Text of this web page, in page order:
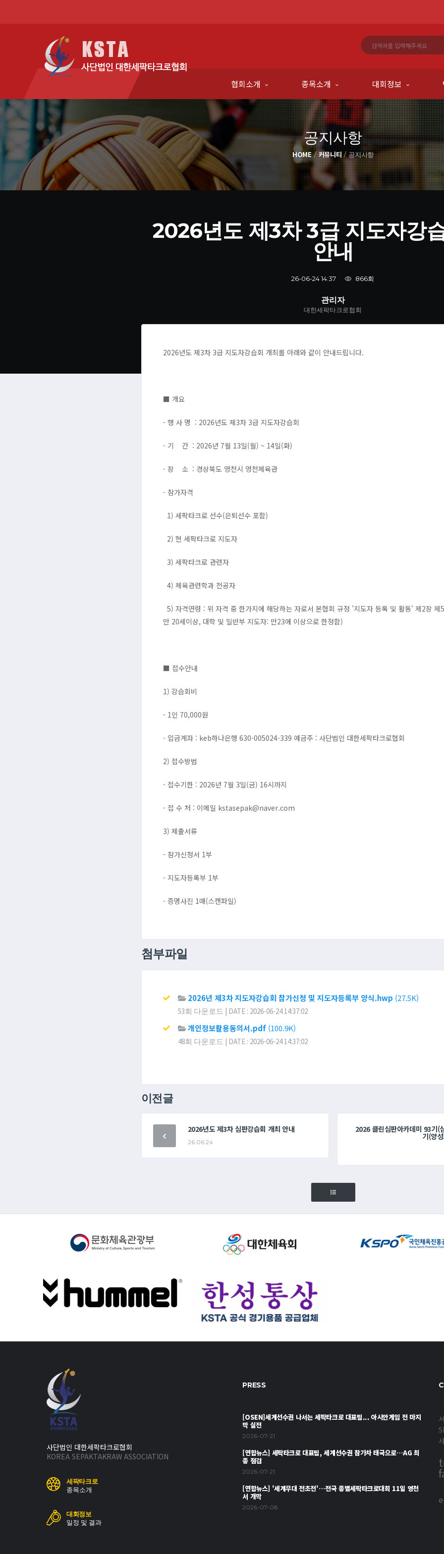
협회소개 종목소개 대회정보
공지사항
HOME 커뮤니티 공지사항
2026년도 제3차 3급 지도자강
안내
26-06-24 14:37 866회
관리자
대한세팍타크로협회
2026년도 제3차 3급 지도자강습회 개최를 아래와 같이 안내드립니다.
■ 개요
- 행 사 명 : 2026년도 제3차 3급 지도자강습회
- 기 간 : 2026년 7월 13일(월) ~ 14일(화)
- 장 소 : 경상북도 영천시 영천체육관
- 참가자격
1) 세팍타크로 선수(은퇴선수 포함)
2) 현 세팍타크로 지도자
3) 세팍타크로 관련자
4) 체육관련학과 전공자
5) 자격연령 : 위 자격 중 한가지에 해당하는 자로서 본협회 규정 '지도자 등록 및 활동' 제2장 제
만 20세이상, 대학 및 일반부 지도자: 만23에 이상으로 한정함)
■ 접수안내
1) 강습회비
- 1인 70,000원
- 입금계좌 : keb하나은행 630-005024-339 예금주 : 사단법인 대한세팍타크로협회
2) 접수방법
- 접수기한 : 2026년 7월 3일(금) 16시까지
- 접 수 처 : 이메일 kstasepak@naver.com
3) 제출서류
- 참가신청서 1부
- 지도자등록부 1부
- 증명사진 1매(스캔파일)
첨부파일
2026년 제3차 지도자강습회 참가신청 및 지도자등록부 양식.hwp (27.5K)
53회 다운로드 | DATE : 2026-06-24 14:37:02
개인정보활용동의서.pdf(100.9K)
48회 다운로드 | DATE : 2026-06-24 14:37:02
이전글
2026년도 제3차 심판강습회 개최 안내
26.06.24
2026 클린심판아카데미 93기(
기(양
사단법인 대한세팍타크로협회
KOREA SEPAKTAKRAW ASSOCIATION
세팍타크로
종목소개
대회정보
일정 및 결과
PRESS
[OSEN]세계선수권 나서는 세팍타크로 대표팀... 아시안게임 전 마지
막 실전
2026-07-21
[연합뉴스] 세팍타크로 대표팀, 세계선수권 참가차 태국으로…AG 최
종 점검
2026-07-21
[연합뉴스] '세계무대 전초전'…전국 종별세팍타크로대회 11일 영천
서 개막
2026-07-08